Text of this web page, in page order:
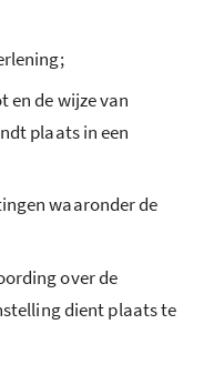
en de wijze van
plaats in een
waaronder de
over de
dient plaats te